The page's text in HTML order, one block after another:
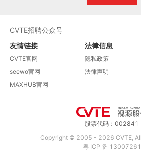
CVTE招聘公众号
友情链接
CVTE官网
seewo官网
MAXHUB官网
法律信息
隐私政策
法律声明
股票代码：002841
Copyright © 2005 - 2026 CVTE,
粤 ICP 备 13007261